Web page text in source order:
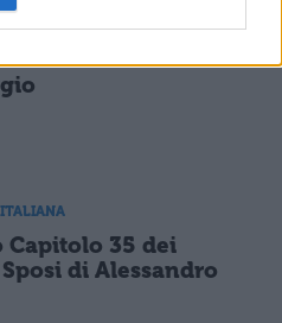
analisi del
Capitolo 35 dei
di Alessandro